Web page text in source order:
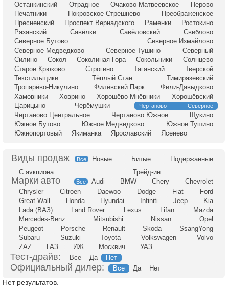
Останкинский
Отрадное Очаково-Матвеевское
Перово
Печатники
Покровское-Стрешнево
Преображенское
Пресненский
Проспект Вернадского Раменки
Ростокино
Рязанский
Савёлки Савёловский
Свиблово
Северное Бутово
Северное Измайлово
Северное Медведково
Северное Тушино
Северный
Силино
Сокол Соколиная Гора Сокольники
Солнцево
Старое Крюково
Строгино Таганский
Тверской
Текстильщики
Тёплый Стан
Тимирязевский
Тропарёво-Никулино
Филёвский Парк
Фили-Давыдково
Хамовники
Ховрино Хорошёво-Мнёвники
Хорошёвский
Царицыно
Черёмушки Чертаново Северное
Чертаново Центральное Чертаново Южное
Щукино
Южное Бутово
Южное Медведково
Южное Тушино
Южнопортовый
Якиманка Ярославский Ясенево
Все Новые Битые
Подержанные
С аукциона
Трейд-ин
Все Audi BMW Chery
Chevrolet
Chrysler
Citroen Daewoo Dodge Fiat
Ford
Great Wall
Honda Hyundai Infiniti Jeep
Kia
Lada (ВАЗ)
Land Rover Lexus Lifan
Mazda
Mercedes-Benz
Mitsubishi Nissan
Opel
Peugeot
Porsche Renault Skoda
SsangYong
Subaru
Suzuki Toyota Volkswagen
Volvo
ZAZ
ГАЗ ИЖ Москвич УАЗ
Тест-драйв: Все Да Нет
Официальный дилер: Все Да Нет
Нет результатов.